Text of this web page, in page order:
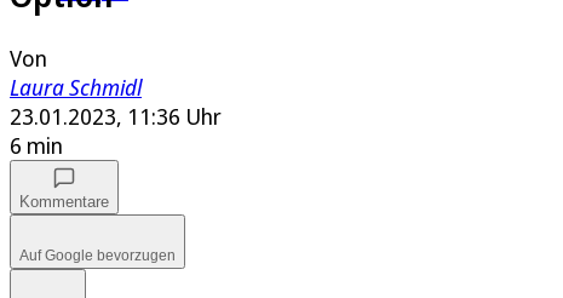
Von
Laura Schmidl
23.01.2023, 11:36 Uhr
6 min
Kommentare
Auf Google bevorzugen